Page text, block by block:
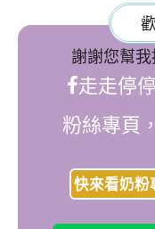
謝謝您幫
走走停
粉絲專頁
快來看奶粉